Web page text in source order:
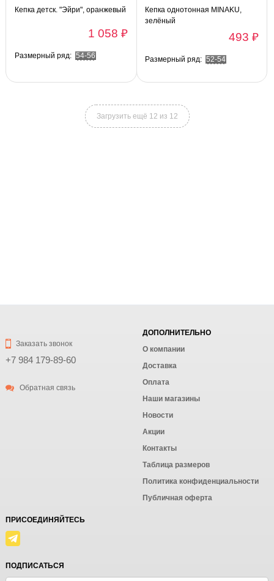
Кепка детск. "Эйри", оранжевый
1 058 ₽
Размерный ряд: 54-56
Кепка однотонная MINAKU,
зелёный
493 ₽
Размерный ряд: 52-54
Загрузить ещё 12 из 12
Заказать звонок
+7 984 179-89-60
Обратная связь
ДОПОЛНИТЕЛЬНО
О компании
Доставка
Оплата
Наши магазины
Новости
Акции
Контакты
Таблица размеров
Политика конфиденциальности
Публичная оферта
ПРИСОЕДИНЯЙТЕСЬ
ПОДПИСАТЬСЯ